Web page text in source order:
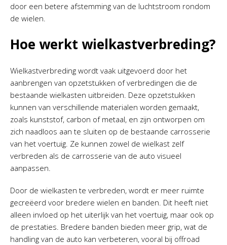
door een betere afstemming van de luchtstroom rondom
de wielen.
Hoe werkt wielkastverbreding?
Wielkastverbreding wordt vaak uitgevoerd door het
aanbrengen van opzetstukken of verbredingen die de
bestaande wielkasten uitbreiden. Deze opzetstukken
kunnen van verschillende materialen worden gemaakt,
zoals kunststof, carbon of metaal, en zijn ontworpen om
zich naadloos aan te sluiten op de bestaande carrosserie
van het voertuig. Ze kunnen zowel de wielkast zelf
verbreden als de carrosserie van de auto visueel
aanpassen.
Door de wielkasten te verbreden, wordt er meer ruimte
gecreëerd voor bredere wielen en banden. Dit heeft niet
alleen invloed op het uiterlijk van het voertuig, maar ook op
de prestaties. Bredere banden bieden meer grip, wat de
handling van de auto kan verbeteren, vooral bij offroad